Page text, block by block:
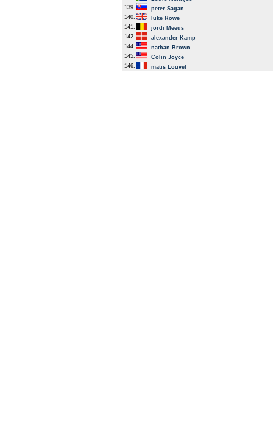
139.
peter Sagan
140.
luke Rowe
141.
jordi Meeus
142.
alexander Kamp
144.
nathan Brown
145.
Colin Joyce
146.
matis Louvel